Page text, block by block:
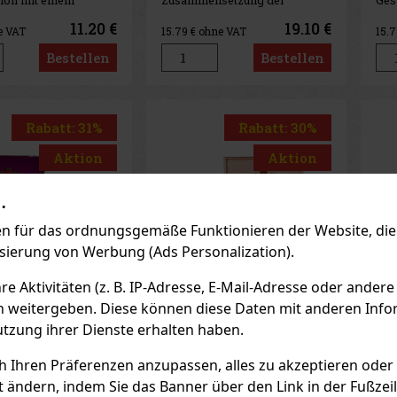
für das ordnungsgemäße Funktionieren der Website,
von Werbung (Ads Personalization).
(z. B. IP-Adresse, E-Mail-Adresse oder
weitergeben. Diese können diese Daten mit anderen
ihrer Dienste erhalten haben.
Ihren Präferenzen anzupassen, alles zu akzeptieren
indem Sie das Banner über den Link in der
ist dies ein wahrer
Aroma zeichnet
deutliche Noten
Erdigkeit und
Aroma wird
VAT 11.20 €
Bestellen
Zigarre: Deckblatt – Ecuador
Umblatt Land– Nicaragua
Einlage Land – Nicaragua
Stärke – 2/5
15.79 € ohne VAT 19.10 €
Bestellen
sie
Rabatt: 31%
Aktion
Elizabeth
(> 5 st)
Rabatt: 30%
Aktion
1/10
AUF LAGER (> 5 st)